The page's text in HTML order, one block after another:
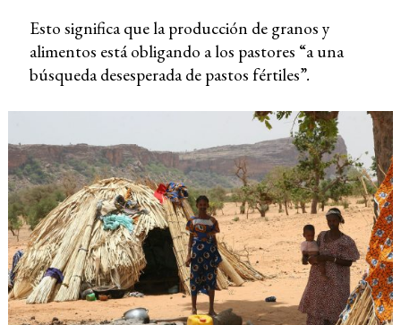
Esto significa que la producción de granos y
alimentos está obligando a los pastores “a una
búsqueda desesperada de pastos fértiles”.